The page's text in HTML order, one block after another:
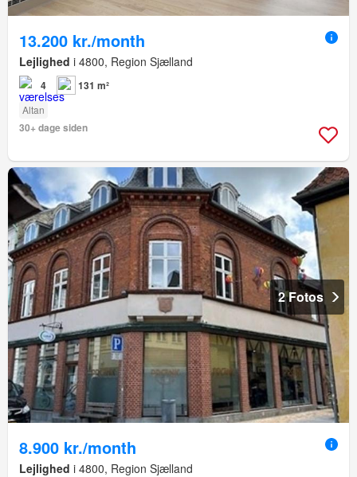
13.200 kr./month
Lejlighed i 4800, Region Sjælland
4 131 m²
Altan
30+ dage siden
2 Fotos
8.900 kr./month
Lejlighed i 4800, Region Sjælland